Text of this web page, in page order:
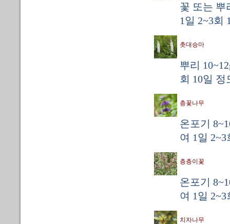
꽃 또는 뿌
1일 2~3회
촛대승마
뿌리
회 10일 정
층꽃나무
온포기
여 1일
층층이꽃
온포기
여 1일
치자나무